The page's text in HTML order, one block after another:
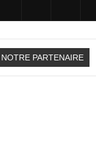
NOTRE PARTENAIRE